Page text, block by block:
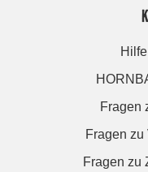
Fragen
Fragen zu
Fragen zu